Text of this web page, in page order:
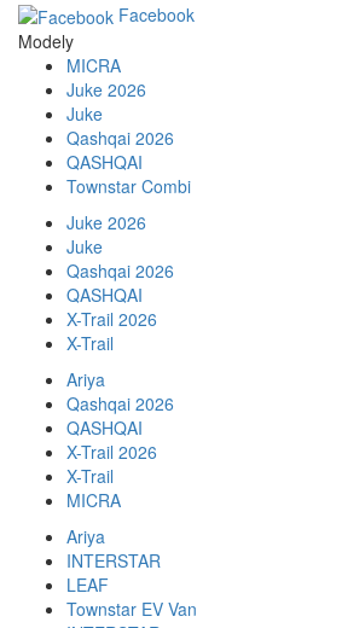
Facebook
Modely
MICRA
Juke 2026
Juke
Qashqai 2026
QASHQAI
Townstar Combi
Juke 2026
Juke
Qashqai 2026
QASHQAI
X-Trail 2026
X-Trail
Ariya
Qashqai 2026
QASHQAI
X-Trail 2026
X-Trail
MICRA
Ariya
INTERSTAR
LEAF
Townstar EV Van